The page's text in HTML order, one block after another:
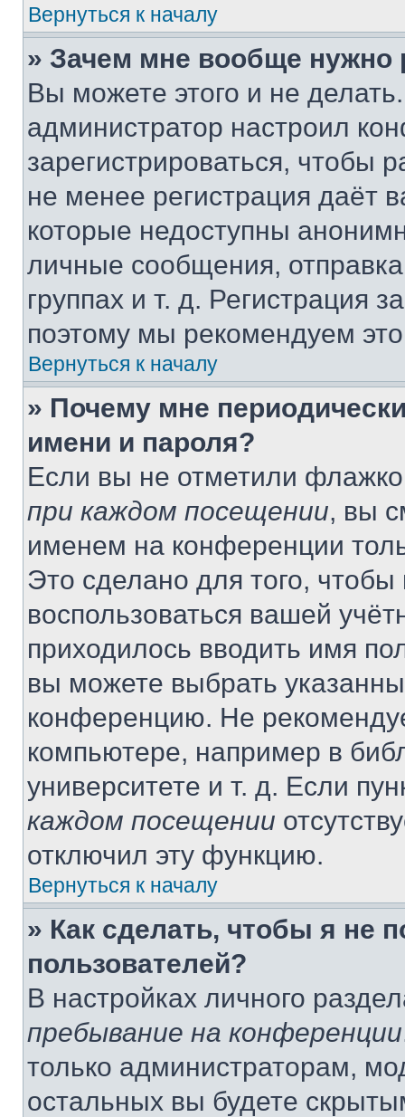
Вернуться к началу
» Зачем мне вообще нужно
Вы можете этого и не
администратор настроил
зарегистрироваться, чтобы
не менее регистрация даёт
которые недоступны
личные сообщения,
группах и т. д. Регистрация
поэтому мы рекомендуем
Вернуться к началу
» Почему мне
имени и пароля?
Если вы не отметили
при каждом посещении, вы
именем на конференции
Это сделано для того, чтобы
воспользоваться вашей
приходилось вводить имя
вы можете выбрать
конференцию. Не
компьютере, например в
университете и т. д. Если
каждом посещении
отключил эту функцию.
Вернуться к началу
» Как сделать, чтобы я не
пользователей?
В настройках личного
пребывание на конференции
только администраторам,
остальных вы будете